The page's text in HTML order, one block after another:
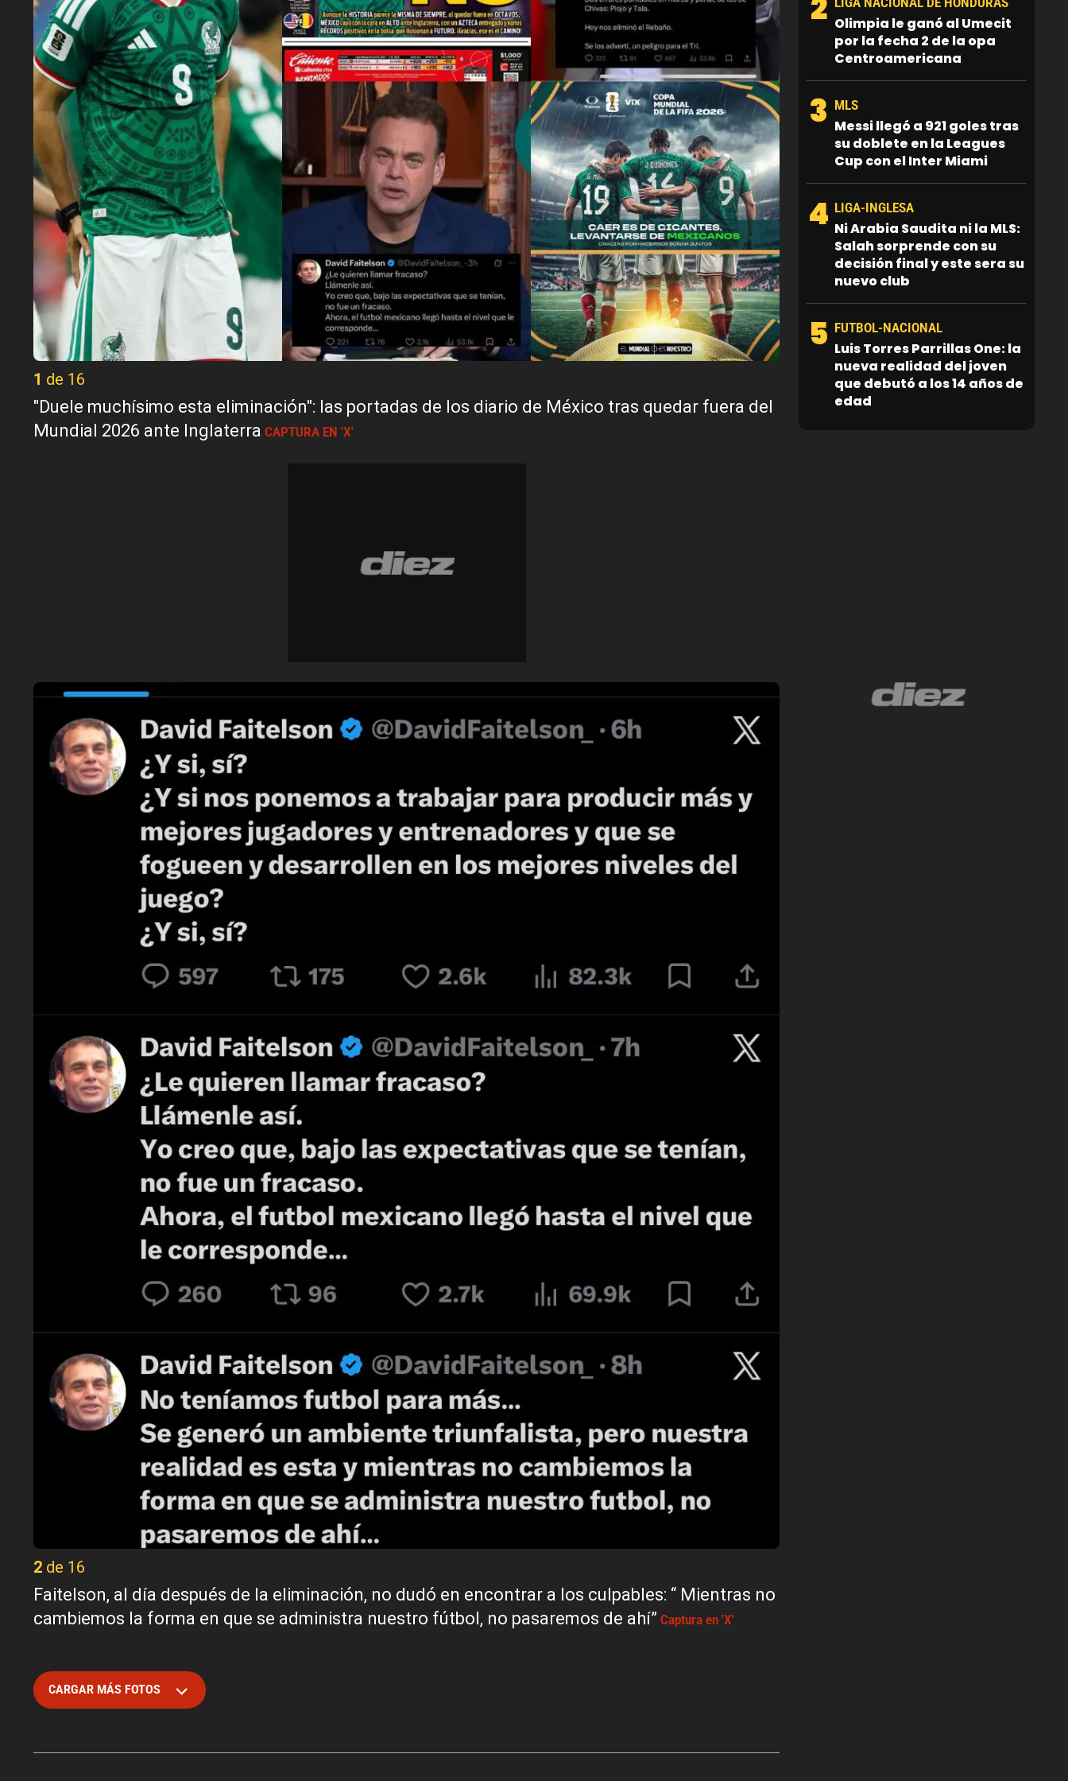
1 de 16
"Duele muchísimo esta eliminación": las portadas de los diario de México tras quedar fuera del
Mundial 2026 ante Inglaterra CAPTURA EN 'X'
2 de 16
Faitelson, al día después de la eliminación, no dudó en encontrar a los culpables: “ Mientras no
cambiemos la forma en que se administra nuestro fútbol, no pasaremos de ahí” Captura en 'X'
CARGAR MÁS FOTOS
Olimpia le ganó al Umecit
por la fecha 2 de la opa
Centroamericana
3 MLS
Messi llegó a 921 goles tras
su doblete en la Leagues
Cup con el Inter Miami
4 LIGA-INGLESA
Ni Arabia Saudita ni la MLS:
Salah sorprende con su
decisión final y este sera su
nuevo club
5 FUTBOL-NACIONAL
Luis Torres Parrillas One: la
nueva realidad del joven
que debutó a los 14 años de
edad